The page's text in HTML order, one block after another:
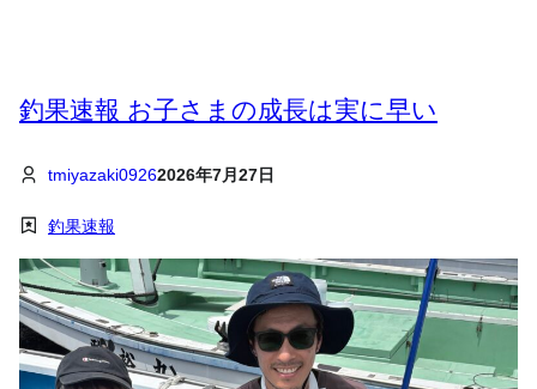
釣果速報 お子さまの成長は実に早い
tmiyazaki09262026年7月27日
釣果速報